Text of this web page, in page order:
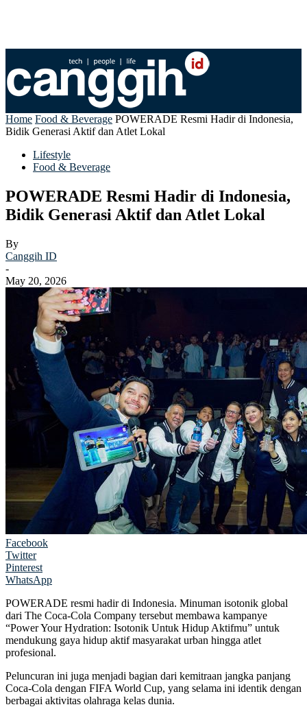
Home Food & Beverage POWERADE Resmi Hadir di Indonesia,
Bidik Generasi Aktif dan Atlet Lokal
Lifestyle
Food & Beverage
POWERADE Resmi Hadir di Indonesia,
Bidik Generasi Aktif dan Atlet Lokal
By
Canggih ID
-
May 20, 2026
Facebook
Twitter
Pinterest
WhatsApp
POWERADE resmi hadir di Indonesia. Minuman isotonik global
dari The Coca-Cola Company tersebut membawa kampanye
“Power Your Hydration: Isotonik Untuk Hidup Aktifmu” untuk
mendukung gaya hidup aktif masyarakat urban hingga atlet
profesional.
Peluncuran ini juga menjadi bagian dari kemitraan jangka panjang
Coca-Cola dengan FIFA World Cup, yang selama ini identik dengan
berbagai aktivitas olahraga kelas dunia.